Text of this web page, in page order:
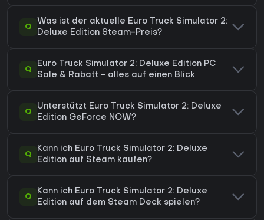
Q
Was ist der aktuelle Euro Truck Simulator 2:
Deluxe Edition Steam-Preis?
Q
Euro Truck Simulator 2: Deluxe Edition PC
Sale & Rabatt - alles auf einen Blick
Q
Unterstützt Euro Truck Simulator 2: Deluxe
Edition GeForce NOW?
Q
Kann ich Euro Truck Simulator 2: Deluxe
Edition auf Steam kaufen?
Q
Kann ich Euro Truck Simulator 2: Deluxe
Edition auf dem Steam Deck spielen?